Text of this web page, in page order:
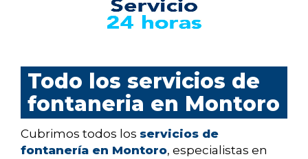
Todo los servicios de
fontaneria en Montoro
Cubrimos todos los servicios de
fontanería en Montoro, especialistas en